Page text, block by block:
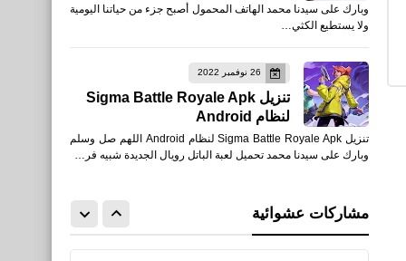
وبارك على سيدنا محمد الهاتف المحمول أصبح جزء من حياتنا اليومية
ولا يستطيع الكثي…
26 نوفمبر 2022
تنزيل Sigma Battle Royale Apk
لنظام Android
تنزيل Sigma Battle Royale Apk لنظام Android اللهم صل وسلم
وبارك على سيدنا محمد تحميل لعبة الباتل رويال الجديدة شبيه فر…
مشاركات عشوائية
تحميل لعبة باتل رويال الجديدة
Project: BloodStrike
العاب
تاتسويا الجديدة في تحديث يوم
بوياه Garena Free Fire